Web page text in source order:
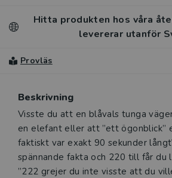
Hitta produkten hos våra
levererar utanför
Provläs
Beskrivning
Visste du att en blåvals tunga
en elefant eller att ”ett ögonblick”
faktiskt var exakt 90 sekunder
spännande fakta och 220 till får du
”222 grejer du inte visste att du